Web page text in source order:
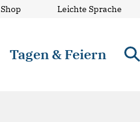
Shop Leichte Sprache
Tagen & Feiern